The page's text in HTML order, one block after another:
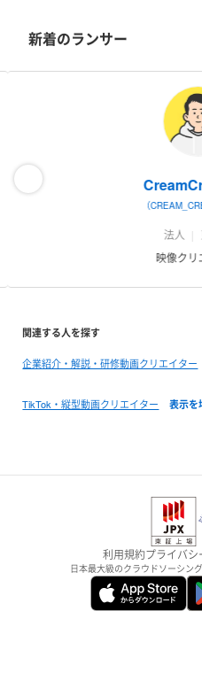
新着のランサー
（
法人
映像クリ
関連する人を探す
企業紹介・解説・研修動画クリエイター
TikTok・縦型動画クリエイター
利用規約プライバシ
日本最大級のクラウドソーシン